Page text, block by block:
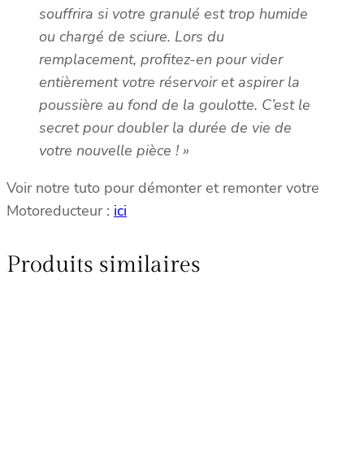
souffrira si votre granulé est trop humide
ou chargé de sciure. Lors du
remplacement, profitez-en pour vider
entièrement votre réservoir et aspirer la
poussière au fond de la goulotte. C’est le
secret pour doubler la durée de vie de
votre nouvelle pièce ! »
Voir notre tuto pour démonter et remonter votre
Motoreducteur : ici
Produits similaires